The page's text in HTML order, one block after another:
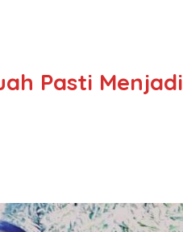
Pasti Menjadi